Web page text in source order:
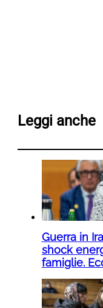
Leggi anche
Guerra in
shock
famiglie.